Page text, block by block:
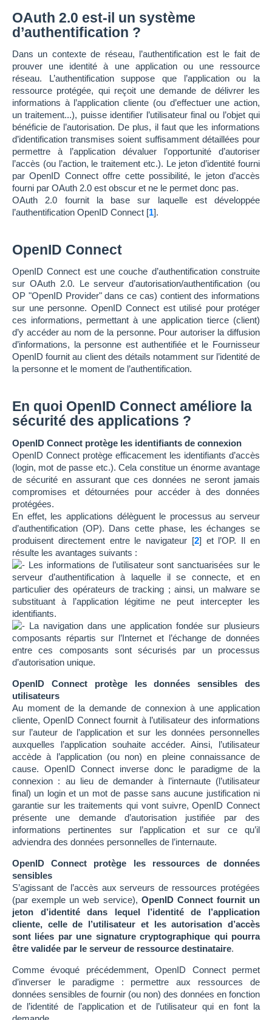
OAuth 2.0 est-il un système
d’authentification ?
Dans un contexte de réseau, l’authentification est le fait de
prouver une identité à une application ou une ressource
réseau. L’authentification suppose que l’application ou la
ressource protégée, qui reçoit une demande de délivrer les
informations à l’application cliente (ou d’effectuer une action,
un traitement...), puisse identifier l’utilisateur final ou l’objet qui
bénéficie de l’autorisation. De plus, il faut que les informations
d’identification transmises soient suffisamment détaillées pour
permettre à l’application dévaluer l’opportunité d’autoriser
l’accès (ou l’action, le traitement etc.). Le jeton d’identité fourni
par OpenID Connect offre cette possibilité, le jeton d’accès
fourni par OAuth 2.0 est obscur et ne le permet donc pas.
OAuth 2.0 fournit la base sur laquelle est développée
l’authentification OpenID Connect [1].
OpenID Connect
OpenID Connect est une couche d’authentification construite
sur OAuth 2.0. Le serveur d’autorisation/authentification (ou
OP "OpenID Provider" dans ce cas) contient des informations
sur une personne. OpenID Connect est utilisé pour protéger
ces informations, permettant à une application tierce (client)
d’y accéder au nom de la personne. Pour autoriser la diffusion
d’informations, la personne est authentifiée et le Fournisseur
OpenID fournit au client des détails notamment sur l’identité de
la personne et le moment de l’authentification.
En quoi OpenID Connect améliore la
sécurité des applications ?
OpenID Connect protège les identifiants de connexion
OpenID Connect protège efficacement les identifiants d’accès
(login, mot de passe etc.). Cela constitue un énorme avantage
de sécurité en assurant que ces données ne seront jamais
compromises et détournées pour accéder à des données
protégées.
En effet, les applications délèguent le processus au serveur
d’authentification (OP). Dans cette phase, les échanges se
produisent directement entre le navigateur [2] et l’OP. Il en
résulte les avantages suivants :
Les informations de l’utilisateur sont sanctuarisées sur le
serveur d’authentification à laquelle il se connecte, et en
particulier des opérateurs de tracking ; ainsi, un malware se
substituant à l’application légitime ne peut intercepter les
identifiants.
La navigation dans une application fondée sur plusieurs
composants répartis sur l’Internet et l’échange de données
entre ces composants sont sécurisés par un processus
d’autorisation unique.
OpenID Connect protège les données sensibles des
utilisateurs
Au moment de la demande de connexion à une application
cliente, OpenID Connect fournit à l’utilisateur des informations
sur l’auteur de l’application et sur les données personnelles
auxquelles l’application souhaite accéder. Ainsi, l’utilisateur
accède à l’application (ou non) en pleine connaissance de
cause. OpenID Connect inverse donc le paradigme de la
connexion : au lieu de demander à l’internaute (l’utilisateur
final) un login et un mot de passe sans aucune justification ni
garantie sur les traitements qui vont suivre, OpenID Connect
présente une demande d’autorisation justifiée par des
informations pertinentes sur l’application et sur ce qu’il
adviendra des données personnelles de l’internaute.
OpenID Connect protège les ressources de données
sensibles
S’agissant de l’accès aux serveurs de ressources protégées
(par exemple un web service), OpenID Connect fournit un
jeton d’identité dans lequel l’identité de l’application
cliente, celle de l’utilisateur et les autorisation d’accès
sont liées par une signature cryptographique qui pourra
être validée par le serveur de ressource destinataire.
Comme évoqué précédemment, OpenID Connect permet
d’inverser le paradigme : permettre aux ressources de
données sensibles de fournir (ou non) des données en fonction
de l’identité de l’application et de l’utilisateur qui en font la